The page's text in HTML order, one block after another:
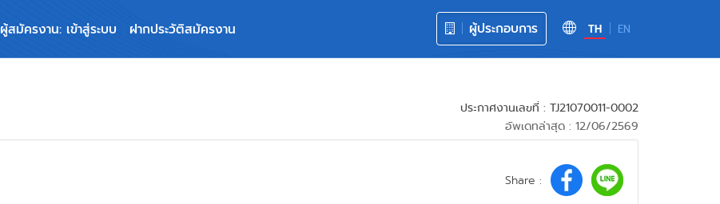
TH EN
ผู้ประกอบการ
ผู้สมัครงาน: เข้าสู่ระบบ ฝากประวัติสมัครงาน
ประกาศงานเลขที่ : TJ21070011-0002
อัพเดทล่าสุด : 12/06/2569
Share :